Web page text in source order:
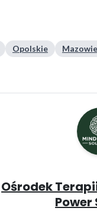
Opolskie
Ośrodek
Power